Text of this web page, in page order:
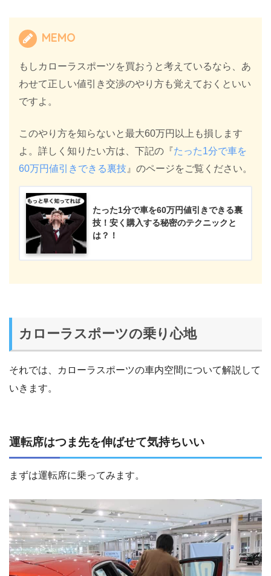
MEMO
もしカローラスポーツを買おうと考えているなら、あ
わせて正しい値引き交渉のやり方も覚えておくといい
ですよ。
このやり方を知らないと最大60万円以上も損します
よ。詳しく知りたい方は、下記の『たった1分で車を
60万円値引きできる裏技 』のページをご覧ください。
たった1分で車を60万円値引きできる裏
技！安く購入する秘密のテクニックと
は？！
カローラスポーツの乗り心地
それでは、カローラスポーツの車内空間について解説して
いきます。
運転席はつま先を伸ばせて気持ちいい
まずは運転席に乗ってみます。